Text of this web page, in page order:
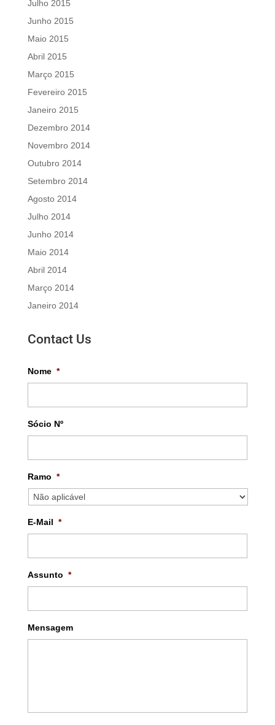
Julho 2015
Junho 2015
Maio 2015
Abril 2015
Março 2015
Fevereiro 2015
Janeiro 2015
Dezembro 2014
Novembro 2014
Outubro 2014
Setembro 2014
Agosto 2014
Julho 2014
Junho 2014
Maio 2014
Abril 2014
Março 2014
Janeiro 2014
Contact Us
Nome *
Sócio Nº
Ramo *
E-Mail *
Assunto *
Mensagem